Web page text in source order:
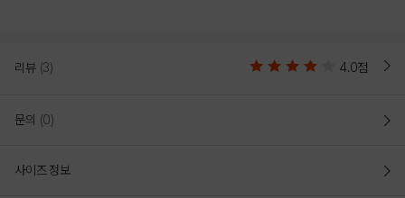
리뷰 (3) 4.0점
문의 (0)
사이즈 정보